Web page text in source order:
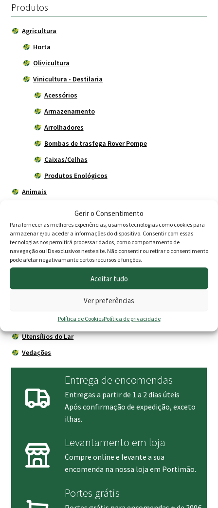
Gerir o Consentimento
Para fornecer as melhores experiências, usamos tecnologias como cookies para
armazenar e/ou aceder a informações do dispositivo. Consentir com essas
tecnologias nos permitirá processar dados, como comportamento de
navegação ou IDs exclusivos neste site. Não consentir ou retirar o consentimento
pode afetar negativamante certos recursos e funções.
Aceitar tudo
Ver preferências
Política de CookiesPolítica de privacidade
Produtos
Agricultura
Horta
Olivicultura
Vinicultura - Destilaria
Acessórios
Armazenamento
Arrolhadores
Bombas de trasfega Rover Pompe
Caixas/Celhas
Produtos Enológicos
Animais
Construção
Depósitos - Fossas
Drogaria
Piscinas
Rações - Nutrição Animal
Utensílios do Lar
Vedações
Entrega de encomendas
Entregas a partir de 1 a 2 dias úteis
Após confirmação de expedição, exceto
ilhas.
Levantamento em loja
Compre online e levante a sua
encomenda na nossa loja em Portimão.
Portes grátis